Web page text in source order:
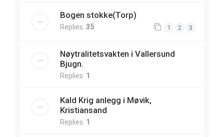
Bogen stokke(Torp)
Replies: 35 1 2 3
Nøytralitetsvakten i Vallersund
Bjugn.
Replies: 1
Kald Krig anlegg i Møvik,
Kristiansand
Replies: 1